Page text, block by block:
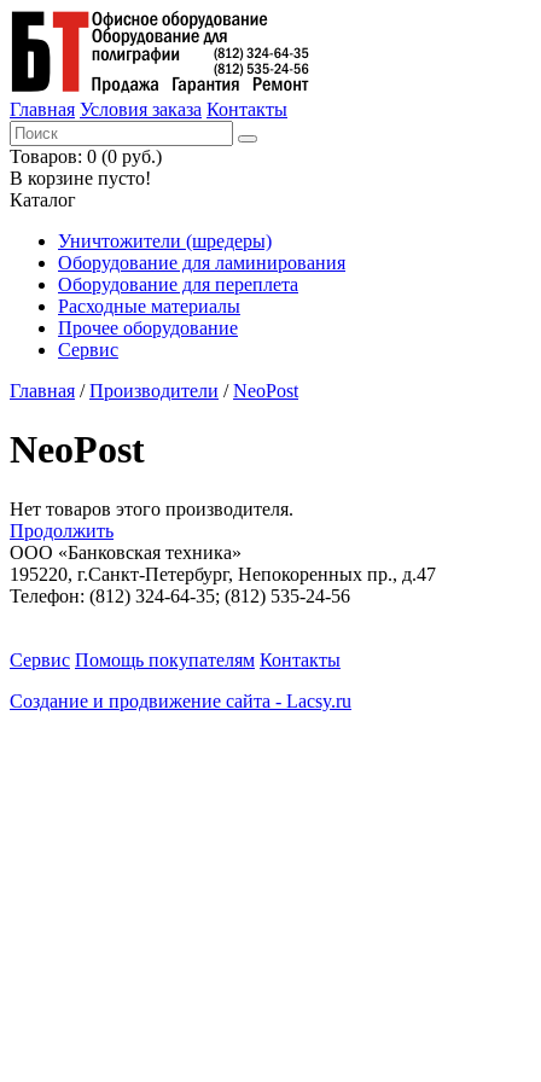
Главная Условия заказа Контакты
Товаров: 0 (0 руб.)
В корзине пусто!
Каталог
Уничтожители (шредеры)
Оборудование для ламинирования
Оборудование для переплета
Расходные материалы
Прочее оборудование
Сервис
Главная / Производители / NeoPost
NeoPost
Нет товаров этого производителя.
Продолжить
ООО «Банковская техника»
195220, г.Санкт-Петербург, Непокоренных пр., д.47
Телефон: (812) 324-64-35; (812) 535-24-56
Сервис Помощь покупателям Контакты
Создание и продвижение сайта - Lacsy.ru